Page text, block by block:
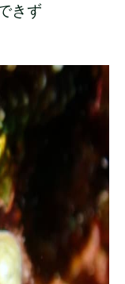
きず